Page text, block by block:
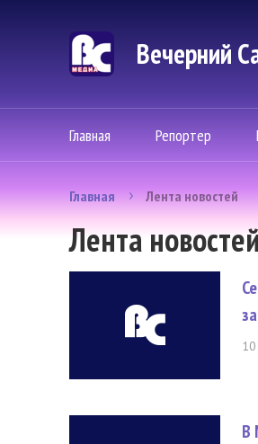
Вечерний
Главная Репортер
Главная Лента новостей
Лента
В